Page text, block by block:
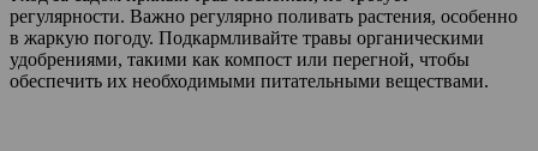
регулярности. Важно регулярно поливать растения, особенно
в жаркую погоду. Подкармливайте травы органическими
удобрениями, такими как компост или перегной, чтобы
обеспечить их необходимыми питательными веществами.